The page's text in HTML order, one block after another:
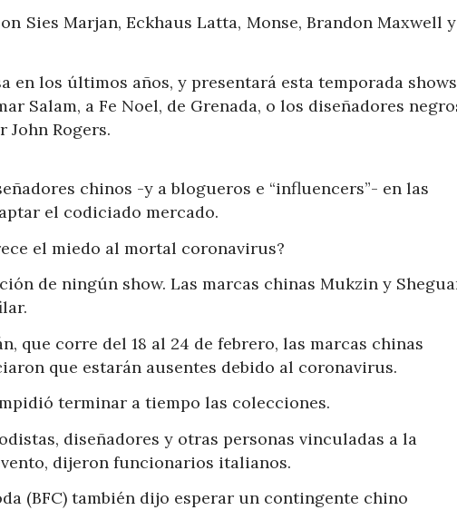
Sies Marjan, Eckhaus Latta, Monse, Brandon Maxwell
en los últimos años, y presentará esta temporada shows
Salam, a Fe Noel, de Grenada, o los diseñadores
Rogers.
chinos -y a blogueros e “influencers”- en las
el codiciado mercado.
el miedo al mortal coronavirus?
de ningún show. Las marcas chinas Mukzin y
que corre del 18 al 24 de febrero, las marcas chinas
que estarán ausentes debido al coronavirus.
terminar a tiempo las colecciones.
diseñadores y otras personas vinculadas a la
dijeron funcionarios italianos.
(BFC) también dijo esperar un contingente chino